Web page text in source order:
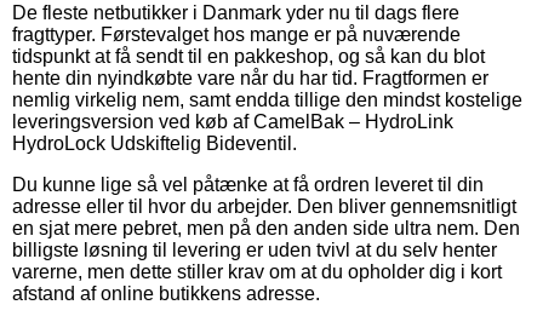
De fleste netbutikker i Danmark yder nu til dags flere
fragttyper. Førstevalget hos mange er på nuværende
tidspunkt at få sendt til en pakkeshop, og så kan du blot
hente din nyindkøbte vare når du har tid. Fragtformen er
nemlig virkelig nem, samt endda tillige den mindst kostelige
leveringsversion ved køb af CamelBak – HydroLink
HydroLock Udskiftelig Bideventil.
Du kunne lige så vel påtænke at få ordren leveret til din
adresse eller til hvor du arbejder. Den bliver gennemsnitligt
en sjat mere pebret, men på den anden side ultra nem. Den
billigste løsning til levering er uden tvivl at du selv henter
varerne, men dette stiller krav om at du opholder dig i kort
afstand af online butikkens adresse.